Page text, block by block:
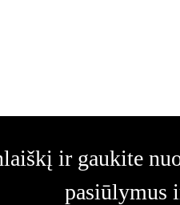
ir gaukite
pasiūlymus